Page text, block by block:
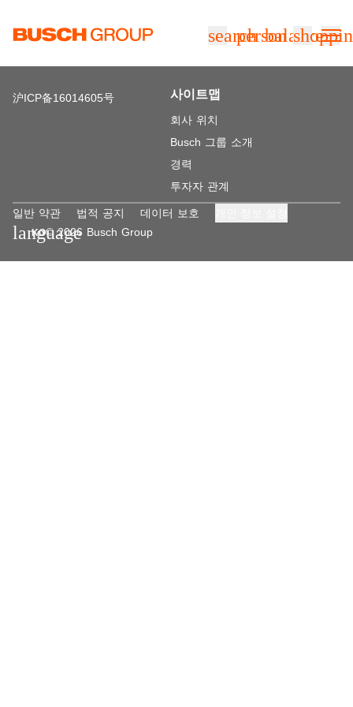
searchpersonbalance
沪ICP备16014605号 사이트맵
회사 위치
Busch 그룹 소개
경력
투자자 관계
일반 약관 법적 공지 데이터 보호
KO
language© 2026 Busch Group